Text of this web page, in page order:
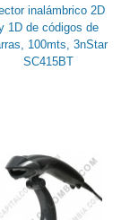
inalámbrico 2D
1D de códigos de
100mts, 3nStar
SC415BT